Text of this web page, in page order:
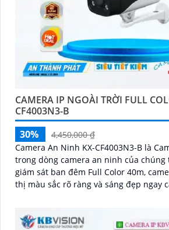
CAMERA IP NGOÀI TRỜI FULL
CF4003N3-B
30%
4,450,000 ₫
Camera An Ninh KX-CF4003N3-B là
trong dòng camera an ninh của chúng tôi. Với khả
giám sát ban đêm Full Color 40m,
thị màu sắc rõ ràng và sáng đẹp ngay